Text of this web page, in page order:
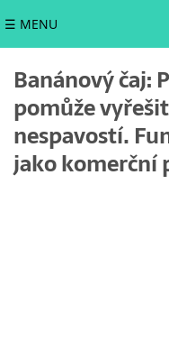
☰ MENU
Banánový čaj:
pomůže
nespavostí.
jako komerční